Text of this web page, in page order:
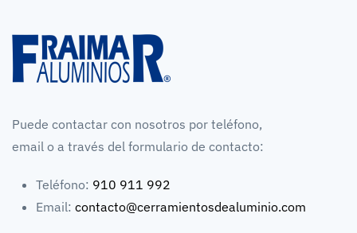
Puede contactar con nosotros por teléfono,
email o a través del formulario de contacto:
Teléfono: 910 911 992
Email: contacto@cerramientosdealuminio.com